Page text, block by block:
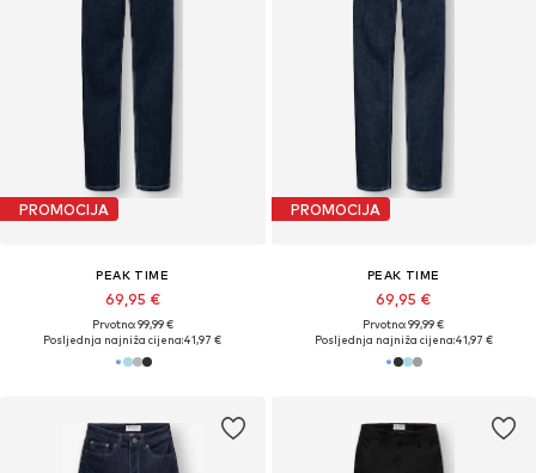
PROMOCIJA
PEAK TIME
69,95 €
Prvotno: 99,99 €
Posljednja najniža cijena:41,97 €
PROMOCIJA
PEAK TIME
69,95 €
Prvotno: 99,99 €
Posljednja najniža cijena:41,97 €